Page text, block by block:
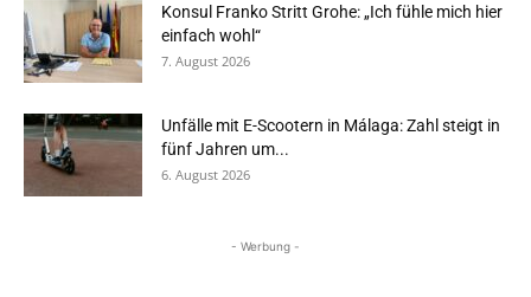
Konsul Franko Stritt Grohe: „Ich fühle mich hier
einfach wohl“
7. August 2026
Unfälle mit E-Scootern in Málaga: Zahl steigt in
fünf Jahren um...
6. August 2026
- Werbung -